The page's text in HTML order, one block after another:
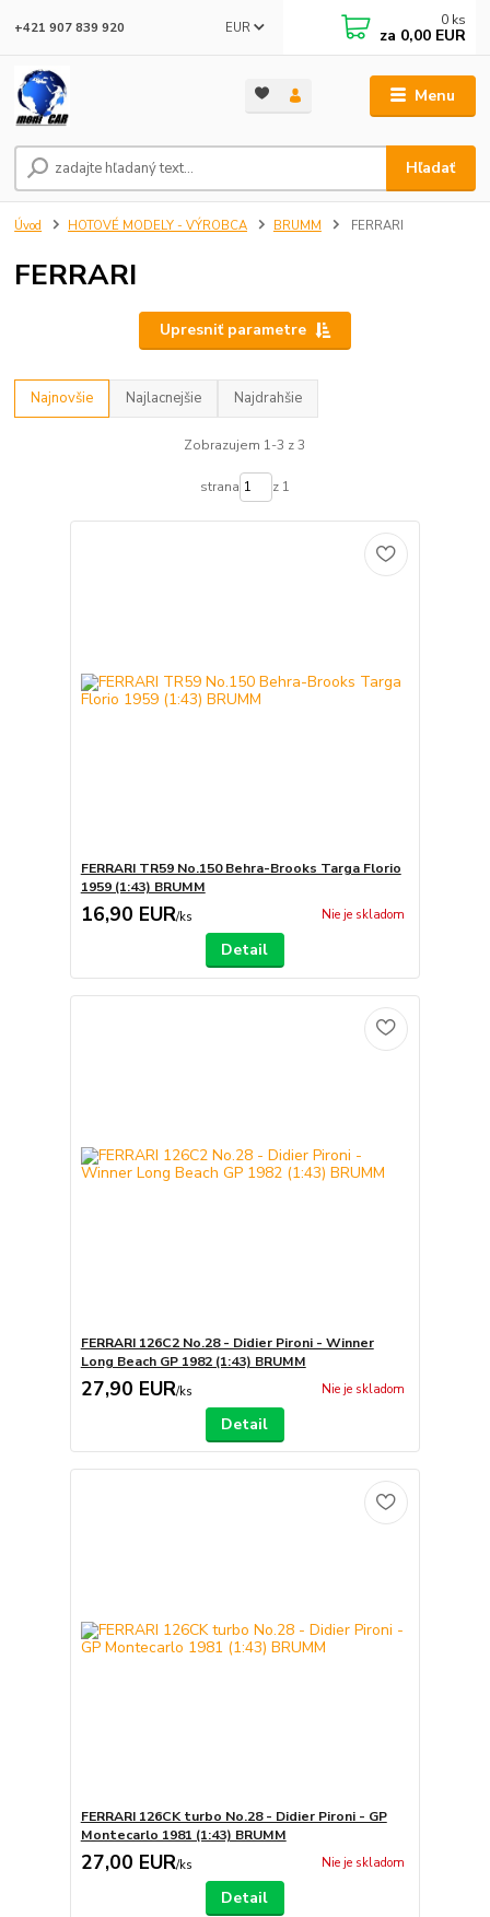
Menu
EUR
Hľadať
+421 907 839 920 0 ks
za 0,00 EUR
Úvod HOTOVÉ MODELY - VÝROBCA BRUMM FERRARI
FERRARI
Upresniť parametre
Najnovšie Najlacnejšie Najdrahšie
Zobrazujem 1-3 z 3
strana z 1
FERRARI TR59 No.150 Behra-Brooks Targa Florio
1959 (1:43) BRUMM
16,90 EUR/ks Nie je skladom
Detail
FERRARI 126C2 No.28 - Didier Pironi - Winner
Long Beach GP 1982 (1:43) BRUMM
27,90 EUR/ks Nie je skladom
Detail
FERRARI 126CK turbo No.28 - Didier Pironi - GP
Montecarlo 1981 (1:43) BRUMM
27,00 EUR/ks Nie je skladom
Detail